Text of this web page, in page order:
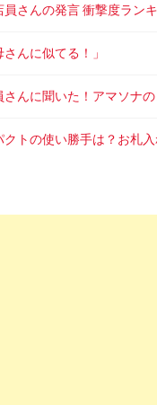
員さんの発言 衝撃度ラン
さんに似てる！」
さんに聞いた！アマソナ
クトの使い勝手は？お札